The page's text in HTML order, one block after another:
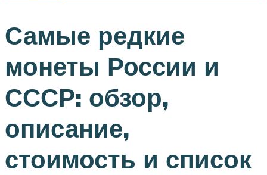
Самые редкие
монеты России и
СССР: обзор,
описание,
стоимость и список